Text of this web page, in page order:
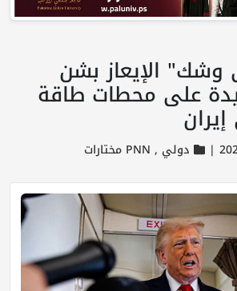
وشك" الإيعاز بشن
على محطات طاقة
دولي , PNN مختارات